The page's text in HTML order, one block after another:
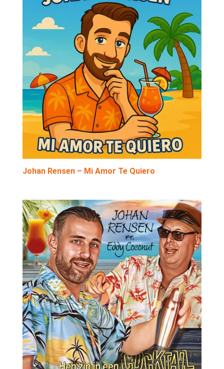
Johan Rensen – Mi Amor Te Quiero